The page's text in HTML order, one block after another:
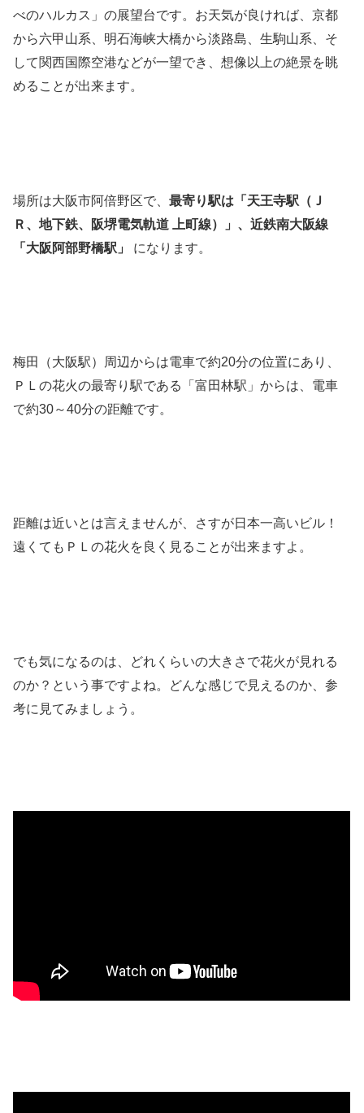
べのハルカス」の展望台です。お天気が良ければ、京都
から六甲山系、明石海峡大橋から淡路島、生駒山系、そ
して関西国際空港などが一望でき、想像以上の絶景を眺
めることが出来ます。
場所は大阪市阿倍野区で、最寄り駅は「天王寺駅（Ｊ
Ｒ、地下鉄、阪堺電気軌道 上町線）」、近鉄南大阪線
「大阪阿部野橋駅」
になります。
梅田（大阪駅）周辺からは電車で約20分の位置にあり、
ＰＬの花火の最寄り駅である「富田林駅」からは、電車
で約30～40分の距離です。
距離は近いとは言えませんが、さすが日本一高いビル！
遠くてもＰＬの花火を良く見ることが出来ますよ。
でも気になるのは、どれくらいの大きさで花火が見れる
のか？という事ですよね。どんな感じで見えるのか、参
考に見てみましょう。